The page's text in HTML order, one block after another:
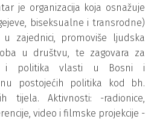
je organizacija koja osnažuje
biseksualne i transrodne)
zajednici, promoviše ljudska
u društvu, te zagovara za
i politika vlasti u Bosni i
postojećih politika kod bh.
tijela. Aktivnosti: -radionice,
video i filmske projekcije -